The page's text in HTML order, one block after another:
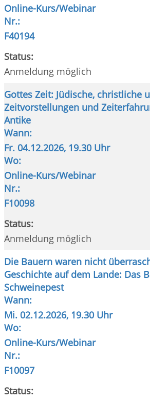
Online-Kurs/Webinar
Nr.:
F40194
Status:
Anmeldung möglich
Gottes Zeit: Jüdische, christliche
Zeitvorstellungen und
Antike
Wann:
Fr. 04.12.2026, 19.30 Uhr
Wo:
Online-Kurs/Webinar
Nr.:
F10098
Status:
Anmeldung möglich
Die Bauern waren nicht
Geschichte auf dem Lande: Das
Schweinepest
Wann:
Mi. 02.12.2026, 19.30 Uhr
Wo:
Online-Kurs/Webinar
Nr.:
F10097
Status: